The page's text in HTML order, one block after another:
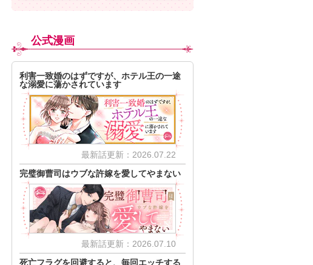
公式漫画
利害一致婚のはずですが、ホテル王の一途
な溺愛に蕩かされています
最新話更新：2026.07.22
完璧御曹司はウブな許嫁を愛してやまない
最新話更新：2026.07.10
死亡フラグを回避すると、毎回エッチする